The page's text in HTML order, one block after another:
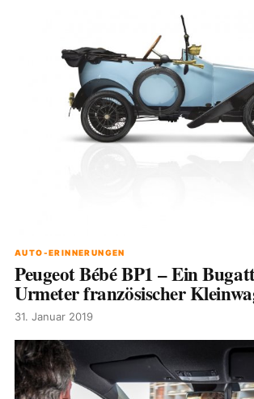
AUTO-ERINNERUNGEN
Peugeot Bébé BP1 – Ein
Urmeter französischer
31. Januar 2019